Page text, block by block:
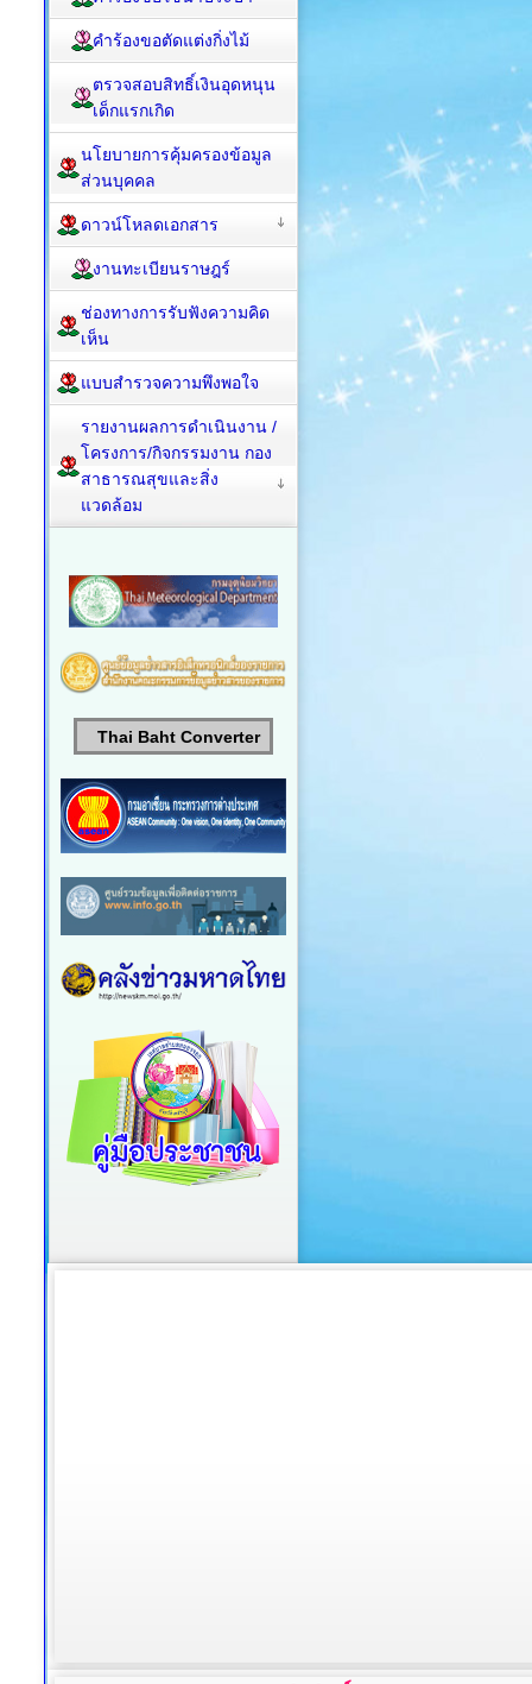
คำร้องขอตัดแต่งกิ่งไม้
ตรวจสอบสิทธิ์เงินอุดหนุน
เด็กแรกเกิด
นโยบายการคุ้มครองข้อมูล
ส่วนบุคคล
ดาวน์โหลดเอกสาร
งานทะเบียนราษฎร์
ช่องทางการรับฟังความคิด
เห็น
แบบสำรวจความพึงพอใจ
รายงานผลการดำเนินงาน /
โครงการ/กิจกรรมงาน กอง
สาธารณสุขและสิ่ง
แวดล้อม
Thai Baht Converter